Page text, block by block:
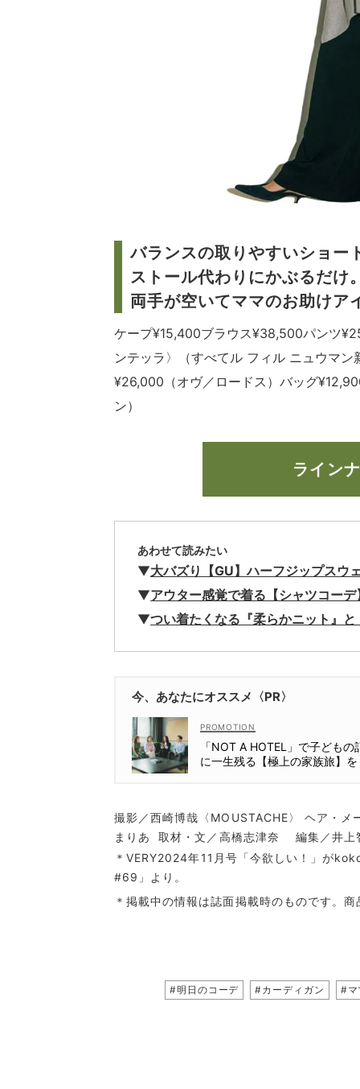
バランスの取りやすいショー
ストール代わりにかぶるだけ
両手が空いてママのお助けア
ケープ¥15,400ブラウス¥38,500パンツ
ンテッラ〉（すべてル フィル ニュウマ
¥26,000（オヴ／ロードス）バッグ
ン）
ライン
あわせて読みたい
▼大バズり【GU】ハーフジップスウ
▼アウター感覚で着る【シャツコー
▼つい着たくなる『柔らかニット』
今、あなたにオススメ〈PR〉
「NOT A HOTEL」で子どもの
に一生残る【極上の家族旅】を
撮影／西崎博哉〈MOUSTACHE〉 ヘア・
まりあ 取材・文／高橋志津奈 編集／井上
＊VERY2024年11月号「今欲しい！」が
#69」より。
＊掲載中の情報は誌面掲載時のものです。
#明日のコーデ #カーディガン #マ